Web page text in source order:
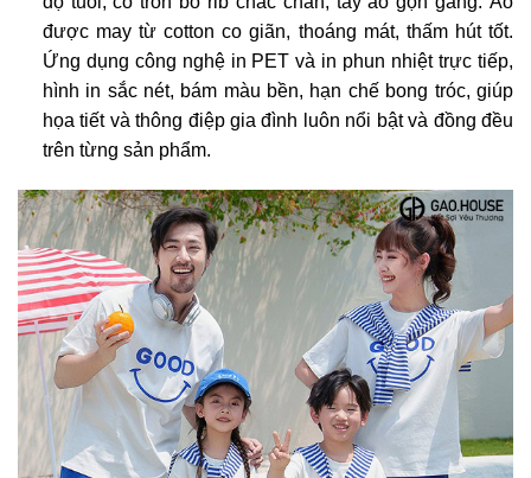
được may từ cotton co giãn, thoáng mát, thấm hút tốt.
Ứng dụng công nghệ in PET và in phun nhiệt trực tiếp,
hình in sắc nét, bám màu bền, hạn chế bong tróc, giúp
họa tiết và thông điệp gia đình luôn nổi bật và đồng đều
trên từng sản phẩm.